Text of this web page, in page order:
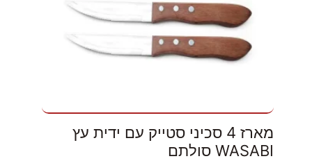
מארז 4 סכיני סטייק עם ידית עץ
WASABI סולתם